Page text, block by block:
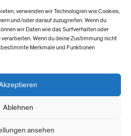
verwenden wir Technologien wie Cookies,
und/oder darauf zuzugreifen. Wenn du
wir Daten wie das Surfverhalten oder
Wenn du deine Zustimmung nicht
Merkmale und Funktionen
Ablehnen
ansehen